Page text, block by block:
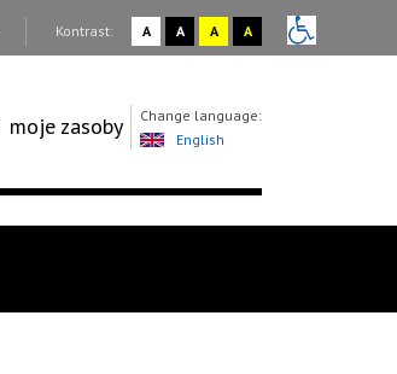
Kontrast: A A A A
moje zasoby
Change language:
English